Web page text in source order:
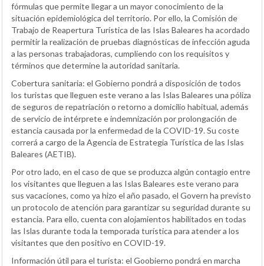
fórmulas que permite llegar a un mayor conocimiento de la
situación epidemiológica del territorio. Por ello, la Comisión de
Trabajo de Reapertura Turística de las Islas Baleares ha acordado
permitir la realización de pruebas diagnósticas de infección aguda
a las personas trabajadoras, cumpliendo con los requisitos y
términos que determine la autoridad sanitaria.
Cobertura sanitaria: el Gobierno pondrá a disposición de todos
los turistas que lleguen este verano a las Islas Baleares una póliza
de seguros de repatriación o retorno a domicilio habitual, además
de servicio de intérprete e indemnización por prolongación de
estancia causada por la enfermedad de la COVID-19. Su coste
correrá a cargo de la Agencia de Estrategia Turística de las Islas
Baleares (AETIB).
Por otro lado, en el caso de que se produzca algún contagio entre
los visitantes que lleguen a las Islas Baleares este verano para
sus vacaciones, como ya hizo el año pasado, el Govern ha previsto
un protocolo de atención para garantizar su seguridad durante su
estancia. Para ello, cuenta con alojamientos habilitados en todas
las Islas durante toda la temporada turística para atender a los
visitantes que den positivo en COVID-19.
Información útil para el turista: el Goobierno pondrá en marcha